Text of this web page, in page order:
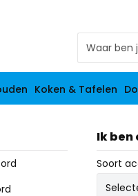
Koken & Tafelen
Ik ben
Soort